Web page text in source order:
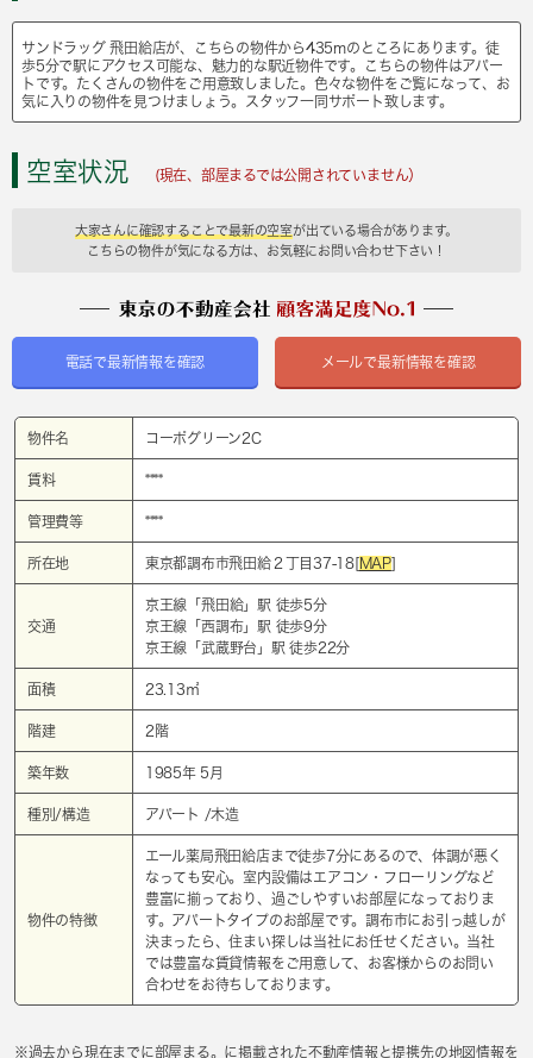
サンドラッグ 飛田給店が、こちらの物件から435mのところにあります。徒
歩5分で駅にアクセス可能な、魅力的な駅近物件です。こちらの物件はアパー
トです。たくさんの物件をご用意致しました。色々な物件をご覧になって、お
気に入りの物件を見つけましょう。スタッフ一同サポート致します。
空室状況 (現在、部屋まるでは公開されていません）
大家さんに確認することで最新の空室が出ている場合があります。
こちらの物件が気になる方は、お気軽にお問い合わせ下さい！
電話で最新情報を確認 メールで最新情報を確認
物件名 コーポグリーン2C
賃料 ****
管理費等 ****
所在地 東京都調布市飛田給２丁目37-18[MAP]
交通
京王線「 飛田給」駅 徒歩5分
京王線「 西調布」駅 徒歩9分
京王線「 武蔵野台 」駅 徒歩22分
面積 23.13㎡
階建 2階
築年数 1985年 5月
種別/構造 アパート /木造
物件の特徴
エール薬局飛田給店まで徒歩7分にあるので、体調が悪く
なっても安心。室内設備はエアコン・フローリングなど
豊富に揃っており、過ごしやすいお部屋になっておりま
す。アパートタイプのお部屋です。調布市にお引っ越しが
決まったら、住まい探しは当社にお任せください。当社
では豊富な賃貸情報をご用意して、お客様からのお問い
合わせをお待ちしております。
※過去から現在までに部屋まる。に掲載された不動産情報と提携先の地図情報を